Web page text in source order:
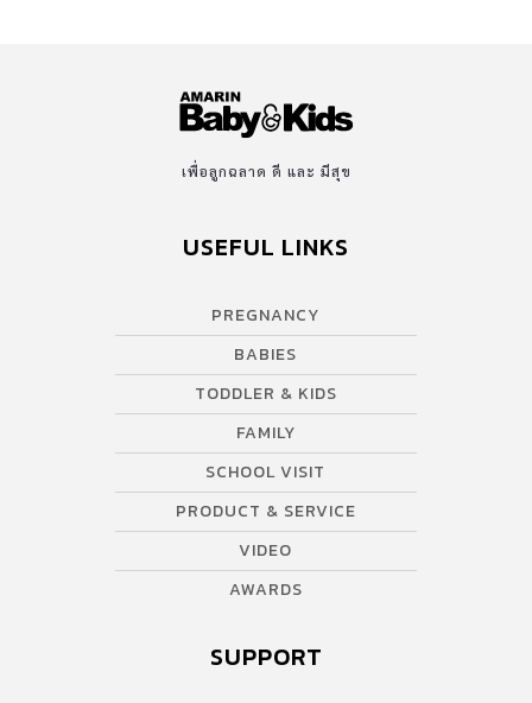
เพื่อลูกฉลาด ดี และ มีสุข
USEFUL LINKS
PREGNANCY
BABIES
TODDLER & KIDS
FAMILY
SCHOOL VISIT
PRODUCT & SERVICE
VIDEO
AWARDS
SUPPORT